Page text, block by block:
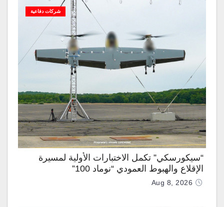
شركات دفاعية
“سيكورسكي” تكمل الاختبارات الأولية لمسيرة
الإقلاع والهبوط العمودي “نوماد 100”
Aug 8, 2026